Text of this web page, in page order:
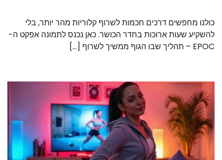
כולנו מחפשים דרכים חכמות לשרוף קלוריות מהר יותר, בלי
להשקיע שעות ארוכות בחדר הכושר. כאן נכנס לתמונה אפקט ה-
EPOC – תהליך שבו הגוף ממשיך לשרוף […]